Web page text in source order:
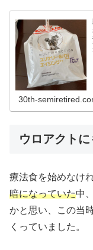
30th-
ウロアクト
療法食を始めなけ
暗になっていた中
かと思い、この当
くっていました。